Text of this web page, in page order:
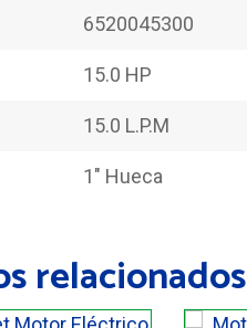
6520045300
15.0 HP
15.0 L.P.M
1" Hueca
relacionados